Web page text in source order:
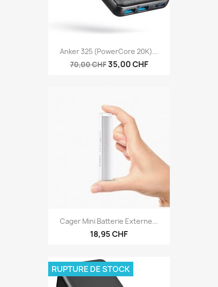
Anker 325 (PowerCore 20K)...
70,00 CHF35,00 CHF
Cager Mini Batterie Externe...
18,95 CHF
RUPTURE DE STOCK